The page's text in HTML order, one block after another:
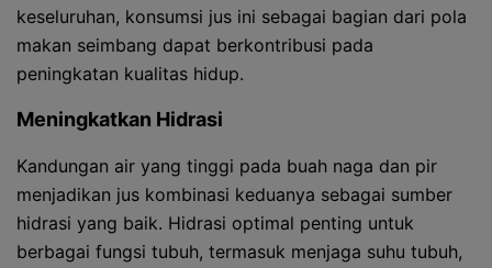
keseluruhan, konsumsi jus ini sebagai bagian dari pola
makan seimbang dapat berkontribusi pada
peningkatan kualitas hidup.
Meningkatkan Hidrasi
Kandungan air yang tinggi pada buah naga dan pir
menjadikan jus kombinasi keduanya sebagai sumber
hidrasi yang baik. Hidrasi optimal penting untuk
berbagai fungsi tubuh, termasuk menjaga suhu tubuh,